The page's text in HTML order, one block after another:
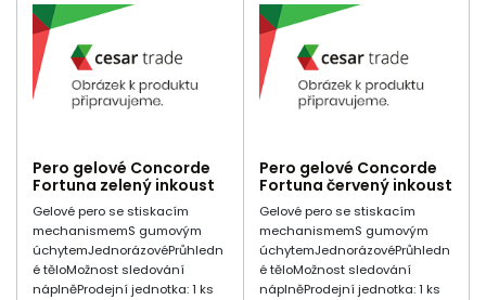
Pero gelové Concorde
Fortuna zelený inkoust
Gelové pero se stiskacím
mechanismemS gumovým
úchytemJednorázovéPrůhledn
é těloMožnost sledování
náplněProdejní jednotka: 1 ks
Pero gelové Concorde
Fortuna červený inkoust
Gelové pero se stiskacím
mechanismemS gumovým
úchytemJednorázovéPrůhledn
é těloMožnost sledování
náplněProdejní jednotka: 1 ks